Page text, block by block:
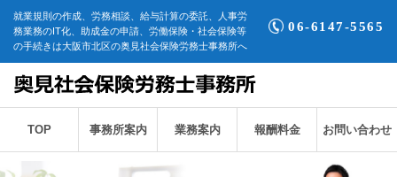
就業規則の作成、労務相談、給与計算の委託、人事労
務業務のIT化、助成金の申請、労働保険・社会保険等
の手続きは大阪市北区の奥見社会保険労務士事務所へ
06-6147-5565
TOP 事務所案内 業務案内 報酬料金 お問い合わせ